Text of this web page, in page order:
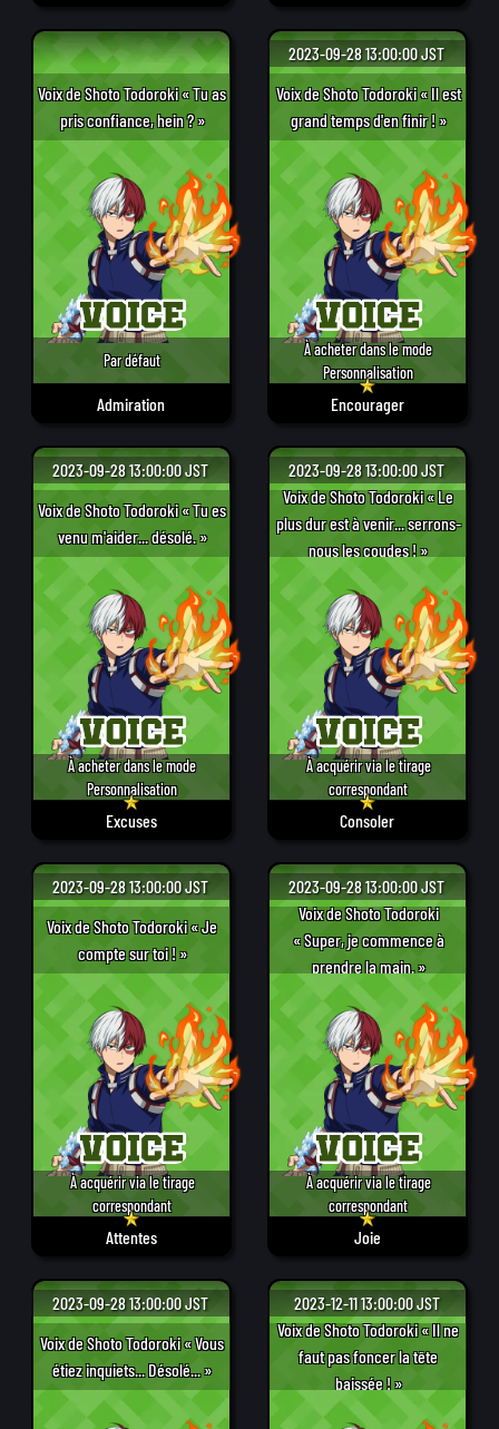
Admiration
Par défaut
Voix de Shoto Todoroki « Tu as
pris confiance, hein ? »
Encourager
2023-09-28 13:00:00 JST
À acheter dans le mode
Personnalisation
Voix de Shoto Todoroki « Il est
grand temps d'en finir ! »
Excuses
2023-09-28 13:00:00 JST
À acheter dans le mode
Personnalisation
Voix de Shoto Todoroki « Tu es
venu m'aider... désolé. »
Consoler
2023-09-28 13:00:00 JST
À acquérir via le tirage
correspondant
Voix de Shoto Todoroki « Le
plus dur est à venir... serrons-
nous les coudes ! »
Attentes
2023-09-28 13:00:00 JST
À acquérir via le tirage
correspondant
Voix de Shoto Todoroki « Je
compte sur toi ! »
Joie
2023-09-28 13:00:00 JST
À acquérir via le tirage
correspondant
Voix de Shoto Todoroki
« Super, je commence à
prendre la main. »
2023-09-28 13:00:00 JST
Voix de Shoto Todoroki « Vous
étiez inquiets... Désolé... »
2023-12-11 13:00:00 JST
Voix de Shoto Todoroki « Il ne
faut pas foncer la tête
baissée ! »